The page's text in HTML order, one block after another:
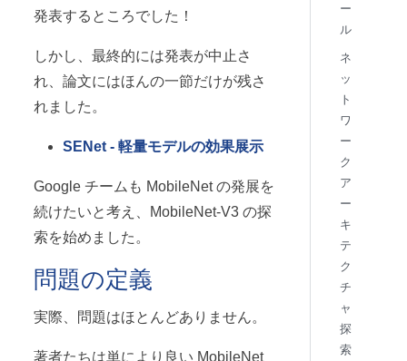
発表するところでした！
しかし、最終的には発表が中止さ
れ、論文にはほんの一節だけが残さ
れました。
SENet - 軽量モデルの効果展示
Google チームも MobileNet の発展を
続けたいと考え、MobileNet-V3 の探
索を始めました。
問題の定義
実際、問題はほとんどありません。
著者たちは単により良い MobileNet
ー
ル
ネ
ッ
ト
ワ
ー
ク
ア
ー
キ
テ
ク
チ
ャ
探
索